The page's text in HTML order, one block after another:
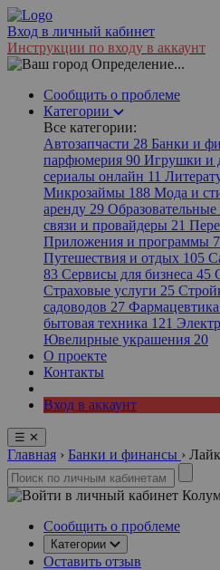
Вход в личный кабинет
Инструкции по входу в аккаунт
Определение...
Сообщить о проблеме
Категории
Все категории:
Автозапчасти 28 Банки и
парфюмерия 90 Игрушки и
сериалы онлайн 11
Микрозаймы 188 Мода и
аренду 29
связи и провайдеры 21
Приложения и программы
Путешествия и отдых 105
83 Сервисы для бизнеса 45
Страховые услуги 25
садоводов 27
бытовая техника 121
Ювелирные украшения 20
О проекте
Контакты
Вход в аккаунт
☰ ✕
Главная › Банки и финансы ›
Сообщить о проблеме
Категории
Оставить отзыв